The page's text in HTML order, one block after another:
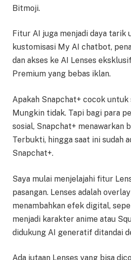
Bitmoji.
Fitur AI juga menjadi daya tarik
kustomisasi My AI chatbot,
dan akses ke AI Lenses
Premium yang bebas iklan.
Apakah Snapchat+ cocok untuk
Mungkin tidak. Tapi bagi para
sosial, Snapchat+ menawarkan
Terbukti, hingga saat ini sudah
Snapchat+.
Saya mulai menjelajahi fitur
pasangan. Lenses adalah
menambahkan efek digital,
menjadi karakter anime atau
didukung AI generatif ditandai
Ada jutaan Lenses yang bisa